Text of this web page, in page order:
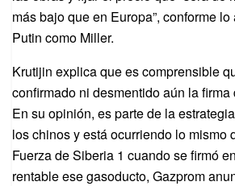
más bajo que en Europa”, conforme
Putin como Miller.
Krutijin explica que es comprensible
confirmado ni desmentido aún la firma
En su opinión, es parte de la
los chinos y está ocurriendo lo mismo
Fuerza de Siberia 1 cuando se firmó
rentable ese gasoducto, Gazprom